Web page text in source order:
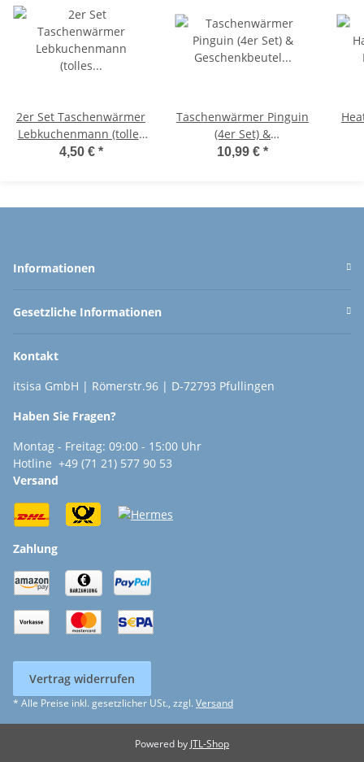
2er Set Taschenwärmer
Lebkuchenmann (tolles
Wichtelgeschenk)
4,50 € *
Taschenwärmer Pinguin
(4er Set) &
Geschenkbeutel
10,99 € *
Informationen
Gesetzliche Informationen
Kontakt
itsisa GmbH | Römerstr.96 | D-72793 Pfullingen
Haben Sie Fragen?
Montag - Freitag: 09:00 - 15:00 Uhr
Hotline +49 (71 21) 577 90 53
Versand
Zahlung
Vertrag widerrufen
* Alle Preise inkl. gesetzlicher USt., zzgl. Versand
Powered by JTL-Shop